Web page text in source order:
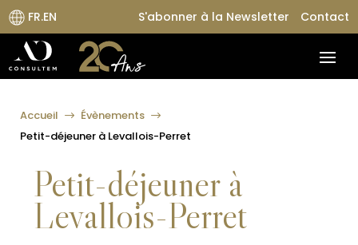
FR.EN S'abonner à la Newsletter Contact
Accueil $ Évènements $
Petit-déjeuner à Levallois-Perret
Petit-déjeuner à
Levallois-Perret